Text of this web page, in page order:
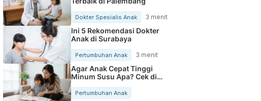
Dokter Spesialis Anak 3 menit
Ini 5 Rekomendasi Dokter
Anak di Surabaya
Pertumbuhan Anak 3 menit
Agar Anak Cepat Tinggi
Minum Susu Apa? Cek di
Sini
Pertumbuhan Anak